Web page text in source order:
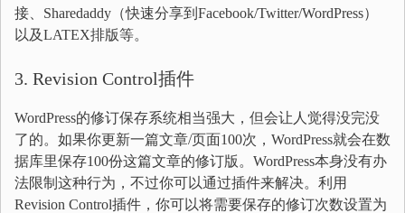
接、Sharedaddy（快速分享到Facebook/Twitter/WordPress）
以及LATEX排版等。
3. Revision Control插件
WordPress的修订保存系统相当强大，但会让人觉得没完没
了的。如果你更新一篇文章/页面100次，WordPress就会在数
据库里保存100份这篇文章的修订版。WordPress本身没有办
法限制这种行为，不过你可以通过插件来解决。利用
Revision Control插件，你可以将需要保存的修订次数设置为